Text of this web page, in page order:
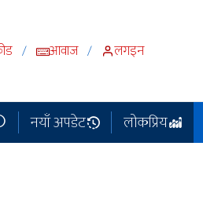
/ आवाज / लगइन
नयाँ अपडेट लोकप्रिय